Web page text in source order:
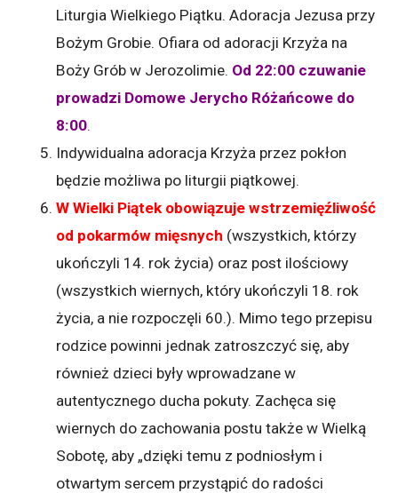
Liturgia Wielkiego Piątku. Adoracja Jezusa przy
Bożym Grobie. Ofiara od adoracji Krzyża na
Boży Grób w Jerozolimie. Od 22:00 czuwanie
prowadzi Domowe Jerycho Różańcowe do
8:00.
Indywidualna adoracja Krzyża przez pokłon
będzie możliwa po liturgii piątkowej.
W Wielki Piątek obowiązuje wstrzemięźliwość
od pokarmów mięsnych (wszystkich, którzy
ukończyli 14. rok życia) oraz post ilościowy
(wszystkich wiernych, który ukończyli 18. rok
życia, a nie rozpoczęli 60.). Mimo tego przepisu
rodzice powinni jednak zatroszczyć się, aby
również dzieci były wprowadzane w
autentycznego ducha pokuty. Zachęca się
wiernych do zachowania postu także w Wielką
Sobotę, aby „dzięki temu z podniosłym i
otwartym sercem przystąpić do radości